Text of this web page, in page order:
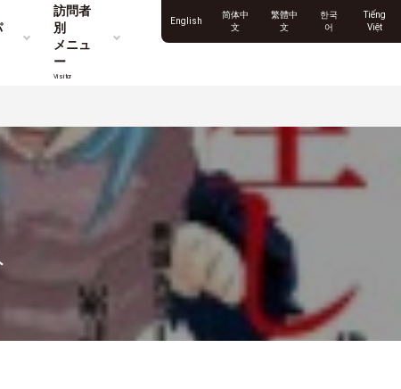
訪問者
別
メニュ
ー
Visitor
English
简体中
文
繁體中
文
한국
어
Tiếng
Việt